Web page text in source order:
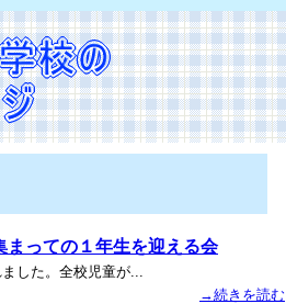
っての１年生を迎える会
した。全校児童が...
→続きを読む